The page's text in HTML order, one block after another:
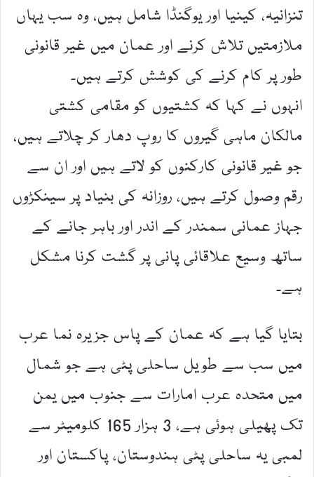
تنزانیہ، کینیا اور یوگنڈا شامل ہیں، وہ سب یہاں
ملازمتیں تلاش کرنے اور عمان میں غیر قانونی
طور پر کام کرنے کی کوشش کرتے ہیں۔
انہوں نے کہا کہ کشتیوں کو مقامی کشتی
مالکان ماہی گیروں کا روپ دھار کر چلاتے ہیں،
جو غیر قانونی کارکنوں کو لاتے ہیں اور ان سے
رقم وصول کرتے ہیں، روزانہ کی بنیاد پر سینکڑوں
جہاز عمانی سمندر کے اندر اور باہر جانے کے
ساتھ وسیع علاقائی پانی پر گشت کرنا مشکل
ہے۔
بتایا گیا ہے کہ عمان کے پاس جزیرہ نما عرب
میں سب سے طویل ساحلی پٹی ہے جو شمال
میں متحدہ عرب امارات سے جنوب میں یمن
تک پھیلی ہوئی ہے، 3 ہزار 165 کلومیٹر سے
لمبی یہ ساحلی پٹی ہندوستان، پاکستان اور